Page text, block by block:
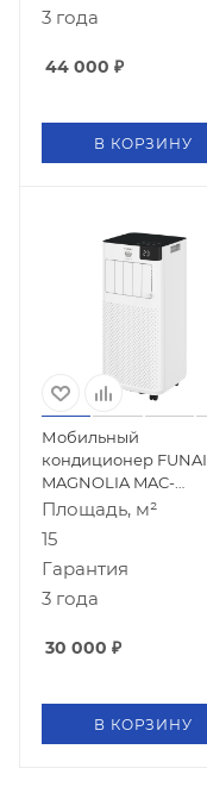
3 года
44 000 ₽
В КОРЗИНУ
Мобильный
кондиционер FUNAI
MAGNOLIA MAC-
MG22CON01
Площадь, м²
15
Гарантия
3 года
30 000 ₽
В КОРЗИНУ